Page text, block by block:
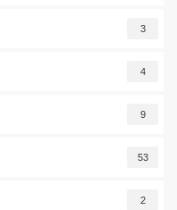
3
4
9
53
2